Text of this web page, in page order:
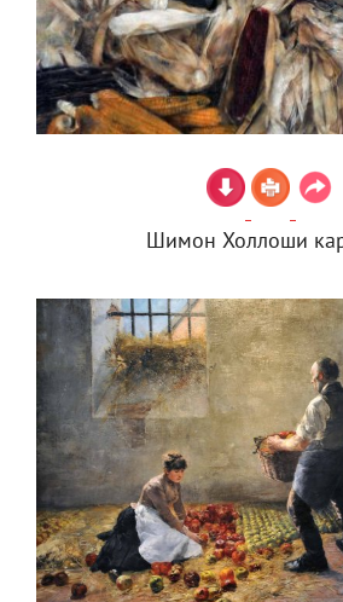
Шимон Холлоши